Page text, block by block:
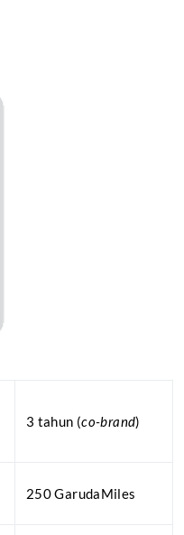
3 tahun (co-brand)
250 GarudaMiles